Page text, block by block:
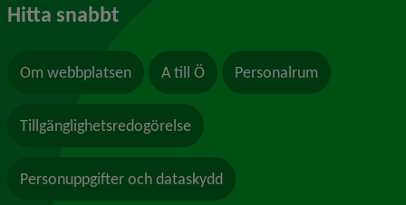
Hitta snabbt
Om webbplatsen A till Ö Personalrum
Tillgänglighetsredogörelse
Personuppgifter och dataskydd